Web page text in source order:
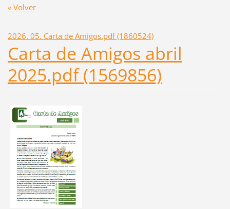
« Volver
2026. 05. Carta de Amigos.pdf (1860524)
Carta de Amigos abril
2025.pdf (1569856)